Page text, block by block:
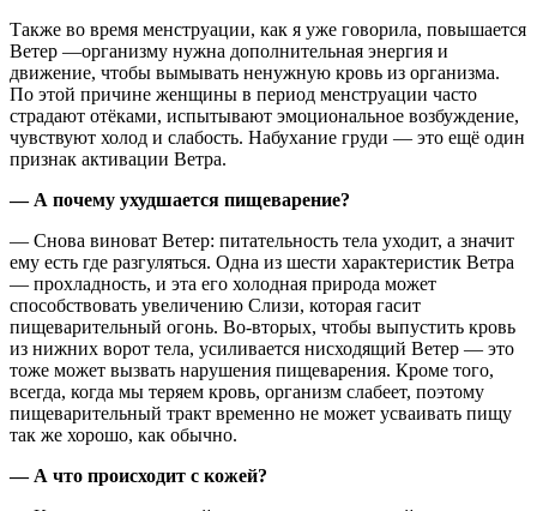
Также во время менструации, как я уже говорила, повышается
Ветер —организму нужна дополнительная энергия и
движение, чтобы вымывать ненужную кровь из организма.
По этой причине женщины в период менструации часто
страдают отёками, испытывают эмоциональное возбуждение,
чувствуют холод и слабость. Набухание груди — это ещё один
признак активации Ветра.
— А почему ухудшается пищеварение?
— Снова виноват Ветер: питательность тела уходит, а значит
ему есть где разгуляться. Одна из шести характеристик Ветра
— прохладность, и эта его холодная природа может
способствовать увеличению Слизи, которая гасит
пищеварительный огонь. Во-вторых, чтобы выпустить кровь
из нижних ворот тела, усиливается нисходящий Ветер — это
тоже может вызвать нарушения пищеварения. Кроме того,
всегда, когда мы теряем кровь, организм слабеет, поэтому
пищеварительный тракт временно не может усваивать пищу
так же хорошо, как обычно.
— А что происходит с кожей?